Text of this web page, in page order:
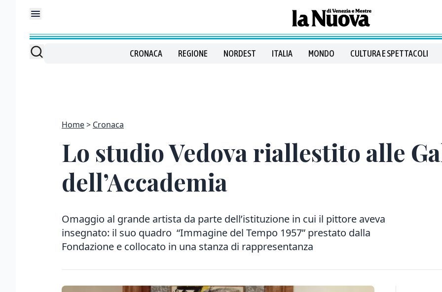
CRONACA REGIONE NORDEST ITALIA MONDO CULTURA E SPETTACOLI
Home Cronaca
Lo studio Vedova riallestito alle
dell’Accademia
Omaggio al grande artista da parte dell’istituzione in cui il pittore aveva
insegnato: il suo quadro “Immagine del Tempo 1957” prestato dalla
Fondazione e collocato in una stanza di rappresentanza